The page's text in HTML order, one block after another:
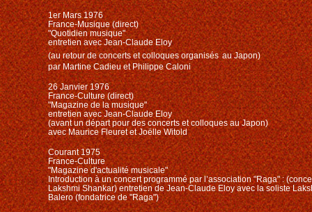
1er Mars 1976
France-Musique (direct)
"Quotidien musique"
entretien avec Jean-Claude Eloy
(au retour de concerts et colloquesorganisés au Japon)
par Martine Cadieu et Philippe Caloni
26 Janvier 1976
France-Culture (direct)
"Magazine de la musique"
entretien avec Jean-Claude Eloy
(avant un départ pour des concerts et colloques au Japon)
avec Maurice Fleuret et Joëlle Witold
Courant 1975
France-Culture
"Magazine d'actualité musicale"
Introduction à un concert programmé par l’association "Raga" :
Lakshmi Shankar) entretien de Jean-Claude Eloy avec la soliste
Balero (fondatrice de "Raga")